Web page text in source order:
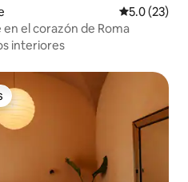
Calificación
5.0 (23)
el corazón de Roma
interiores